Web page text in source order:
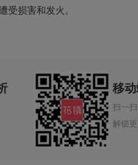
受损害和发火。
移
扫一扫
解锁